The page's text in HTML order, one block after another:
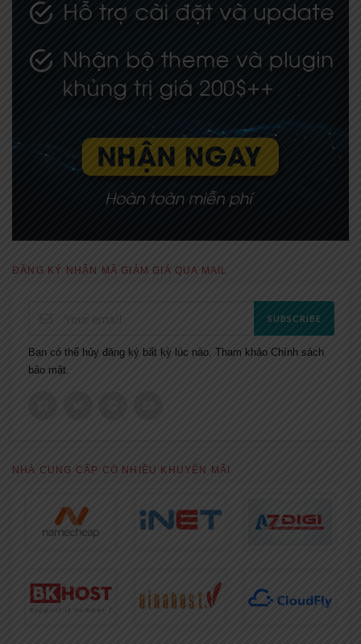
ĐĂNG KÝ NHẬN MÃ GIẢM GIÁ QUA MAIL
SUBSCRIBE
Bạn có thể hủy đăng ký bất kỳ lúc nào. Tham khảo Chính sách
bảo mật.
NHÀ CUNG CẤP CÓ NHIỀU KHUYẾN MÃI